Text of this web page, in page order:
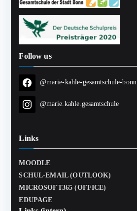
Follow us
@marie-kahle-gesamtschule-bonn
@marie.kahle.gesamtschule
Links
MOODLE
SCHUL-EMAIL (OUTLOOK)
MICROSOFT365 (OFFICE)
EDUPAGE